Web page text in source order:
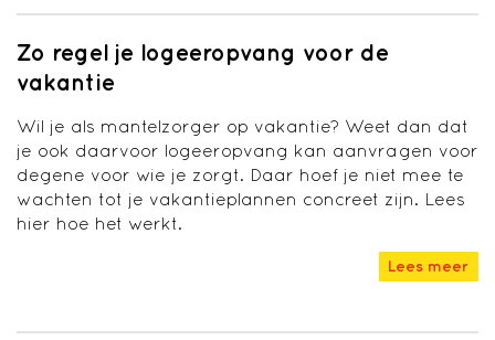
Zo regel je logeeropvang voor de
vakantie
Wil je als mantelzorger op vakantie? Weet dan dat
je ook daarvoor logeeropvang kan aanvragen voor
degene voor wie je zorgt. Daar hoef je niet mee te
wachten tot je vakantieplannen concreet zijn. Lees
hier hoe het werkt.
Lees meer